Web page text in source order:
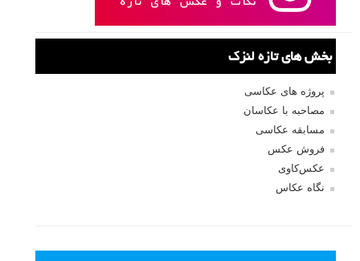
بخش های تازه لنزک
پروژه های عکاسی
مصاحبه با عکاسان
مسابقه عکاسی
فروش عکس
عکس‌کاوی
نگاه عکاس